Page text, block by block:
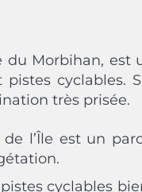
du Morbihan, est
cyclables.
très prisée.
l’Île est un
cyclables